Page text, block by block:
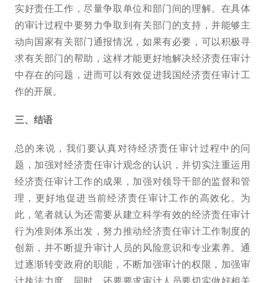
实好责任工作，尽量争取单位和部门间的理解。在具体
的审计过程中要努力争取到有关部门的支持，并能够主
动向国家有关部门通报情况，如果有必要，可以积极寻
求有关部门的帮助，这样才能更好地解决经济责任审计
中存在的问题，进而可以有效促进我国经济责任审计工
作的开展。
三、结语
总的来说，我们要认真对待经济责任审计过程中的问
题，加强对经济责任审计观念的认识，并切实注重运用
经济责任审计工作的成果，加强对领导干部的监督和管
理，更好地促进当前经济责任审计工作的高效化。为
此，笔者就认为还需要从建立科学有效的经济责任审计
行为准则体系出发，努力推动经济责任审计工作制度的
创新，并不断提升审计人员的风险意识和专业素养。通
过逐渐转变政府的职能，不断加强审计的权限，加强审
计执法力度，同时，还要要求审计人员要切实做好相关